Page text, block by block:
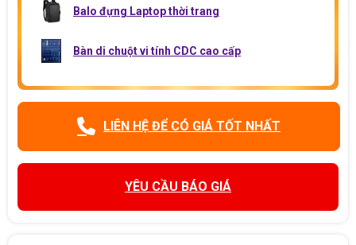
Balo đựng Laptop thời trang
Bàn di chuột vi tính CDC cao cấp
LIÊN HỆ ĐỂ CÓ GIÁ TỐT NHẤT
YÊU CẦU BÁO GIÁ